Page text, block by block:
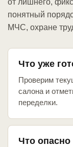
от лишнего,
понятный
МЧС, охране
Что уже
Проверим
салона и
переделки.
Что опасно